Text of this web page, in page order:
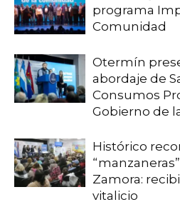
programa
Comunidad
Otermín
abordaje de
Consumos
Gobierno de
Histórico
Zamora:
vitalicio